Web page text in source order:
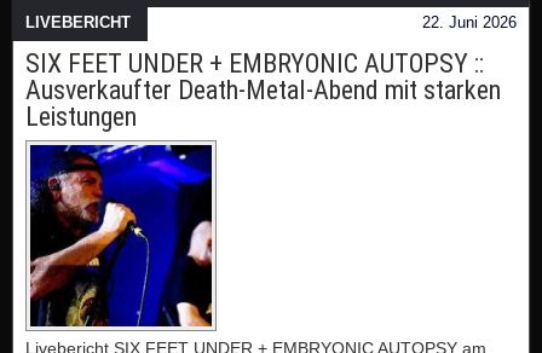
22. Juni 2026
LIVEBERICHT
SIX FEET UNDER + EMBRYONIC AUTOPSY ::
Ausverkaufter Death-Metal-Abend mit starken
Leistungen
Livebericht SIX FEET UNDER + EMBRYONIC AUTOPSY am